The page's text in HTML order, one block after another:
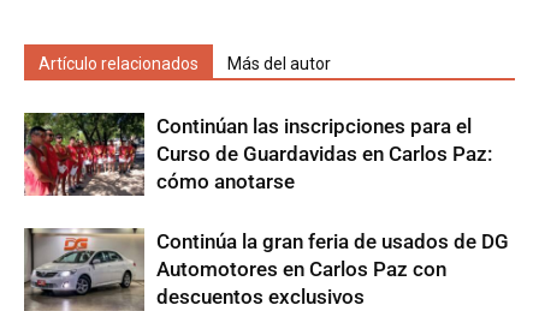
Artículo relacionados Más del autor
Continúan las inscripciones para el
Curso de Guardavidas en Carlos Paz:
cómo anotarse
Continúa la gran feria de usados de DG
Automotores en Carlos Paz con
descuentos exclusivos